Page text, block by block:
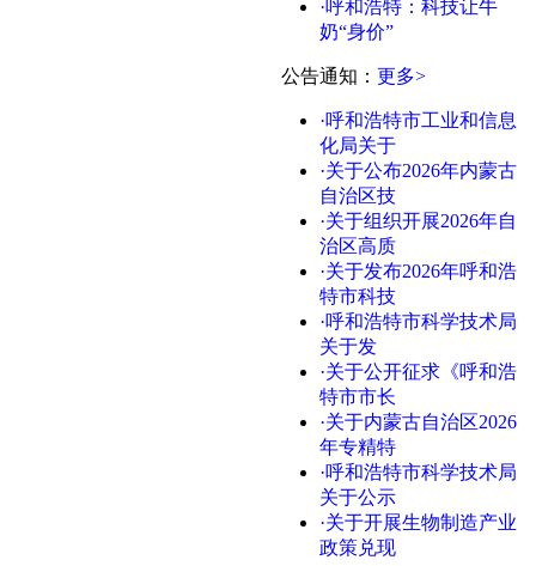
·呼和浩特：科技让牛
奶“身价”
公告通知 ： 更多>
·呼和浩特市工业和信息
化局关于
·关于公布2026年内蒙古
自治区技
·关于组织开展2026年自
治区高质
·关于发布2026年呼和浩
特市科技
·呼和浩特市科学技术局
关于发
·关于公开征求《呼和浩
特市市长
·关于内蒙古自治区2026
年专精特
·呼和浩特市科学技术局
关于公示
·关于开展生物制造产业
政策兑现